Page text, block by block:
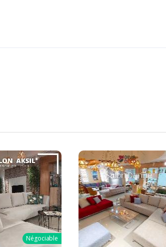
Négociable